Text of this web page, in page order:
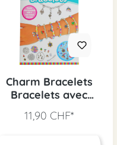
Charm Bracelets
Bracelets avec
11,90 CHF*